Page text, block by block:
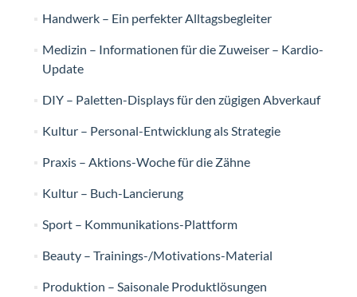
Handwerk – Ein perfekter Alltagsbegleiter
Medizin – Informationen für die Zuweiser – Kardio-
Update
DIY – Paletten-Displays für den zügigen Abverkauf
Kultur – Personal-Entwicklung als Strategie
Praxis – Aktions-Woche für die Zähne
Kultur – Buch-Lancierung
Sport – Kommunikations-Plattform
Beauty – Trainings-/Motivations-Material
Produktion – Saisonale Produktlösungen